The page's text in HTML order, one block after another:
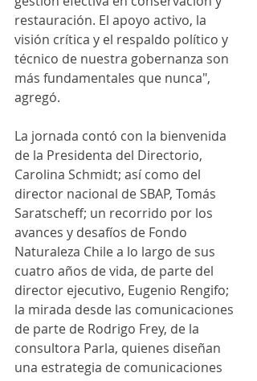
restauración. El apoyo activo, la
visión crítica y el respaldo político y
técnico de nuestra gobernanza son
más fundamentales que nunca",
agregó.
La jornada contó con la bienvenida
de la Presidenta del Directorio,
Carolina Schmidt; así como del
director nacional de SBAP, Tomás
Saratscheff; un recorrido por los
avances y desafíos de Fondo
Naturaleza Chile a lo largo de sus
cuatro años de vida, de parte del
director ejecutivo, Eugenio Rengifo;
la mirada desde las comunicaciones
de parte de Rodrigo Frey, de la
consultora Parla, quienes diseñan
una estrategia de comunicaciones